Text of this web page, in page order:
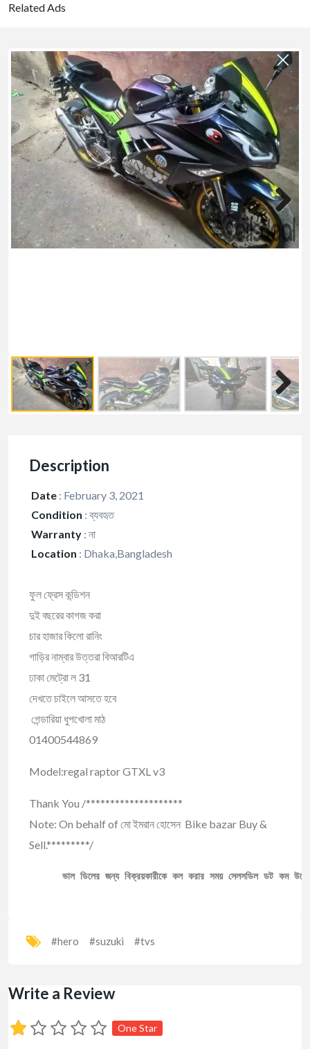
Related Ads
Description
Date : February 3, 2021
Condition :ব্যবহৃত
Warranty : না
Location : Dhaka,Bangladesh
ফুল ফ্রেস কন্ডিশন
দুই বছরের কাগজ করা
চার হাজার কিলো রানিং
গাড়ির নাম্বার উত্তরা বিআরটিএ
ঢাকা মেট্রো ল 31
দেখতে চাইলে আসতে হবে
গেন্ডারিয়া ধুপখোলা মাঠ
01400544869
Model:regal raptor GTXL v3
Thank You /********************
Note: On behalf of মো ইমরান হোসেন Bike bazar Buy &
Sell.*********/
ভাল ডিলের জন্য বিক্রয়কারীকে কল করার সময় সেলসডিল ডট কম
#hero #suzuki #tvs
Write a Review
One Star